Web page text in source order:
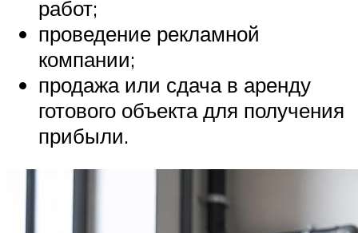
работ;
проведение рекламной
компании;
продажа или сдача в аренду
готового объекта для получения
прибыли.